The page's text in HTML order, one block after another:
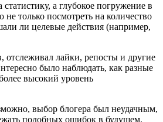
а глубокое погружение в
только посмотреть на количество
ли целевые действия (например,
отслеживал лайки, репосты и другие
было наблюдать, как разные
высокий уровень
выбор блогера был неудачным,
подобных ошибок в будущем.